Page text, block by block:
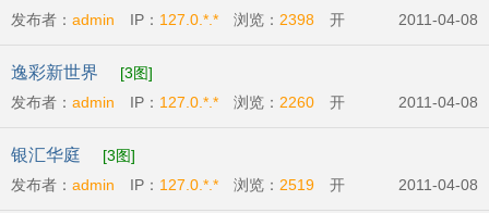
发布者： admin IP： 127.0.*.* 浏览： 2398 开
间:2011-04-01
2011-04-08
逸彩新世界
[3图]
发布者： admin IP： 127.0.*.* 浏览： 2260 开
间:2011-04-16
2011-04-08
银汇华庭
[3图]
发布者： admin IP： 127.0.*.* 浏览： 2519 开
2011-04-08